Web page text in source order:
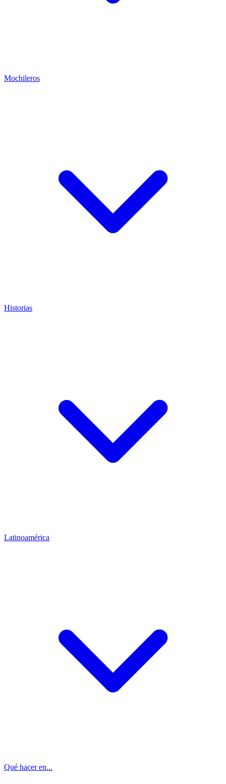
Mochileros
Historias
Latinoamérica
Qué hacer en...